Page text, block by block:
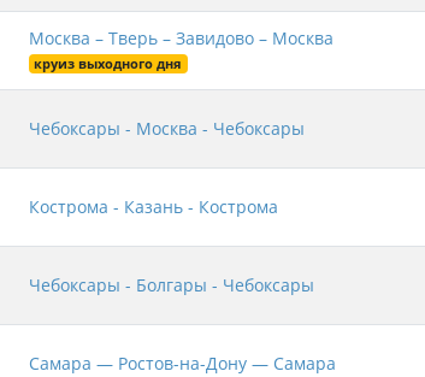
Москва – Тверь – Завидово – Москва
круиз выходного дня
Чебоксары - Москва - Чебоксары
Кострома - Казань - Кострома
Чебоксары - Болгары - Чебоксары
Самара — Ростов-на-Дону — Самара